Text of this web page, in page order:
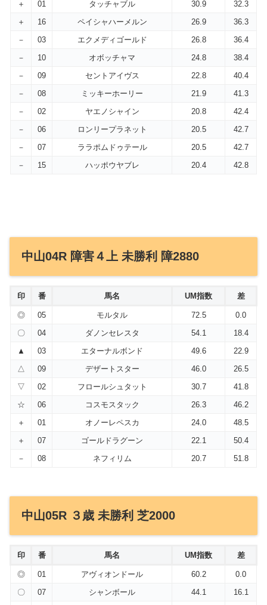
＋ 01 タッチャブル 30.9
32.3
＋
16 ペイシャハーメルン 26.9
36.3
－
03 エクメディゴールド 26.8
36.4
－
10 オボッチャマ 24.8
38.4
－
09 セントアイヴス 22.8
40.4
－
08 ミッキーホーリー 21.9
41.3
－
02 ヤエノシャイン 20.8
42.4
－
06 ロンリープラネット 20.5
42.7
－
07 ララポムドゥテール 20.5
42.7
－
15 ハッポウヤブレ 20.4 42.8
中山04R 障害４上 未勝利 障2880
印 番 馬名 UM指数 差
◎ 05 モルタル 72.5
0.0
〇
04 ダノンセレスタ 54.1
18.4
▲
03 エターナルボンド 49.6
22.9
△
09 デザートスター 46.0
26.5
▽
02 フロールシュタット 30.7
41.8
☆
06 コスモスタック 26.3
46.2
＋
01 オノーレペスカ 24.0
48.5
＋
07 ゴールドラグーン 22.1
50.4
－
08 ネフィリム 20.7 51.8
中山05R ３歳 未勝利 芝2000
印 番 馬名 UM指数 差
◎ 01 アヴィオンドール 60.2
0.0
〇
07 シャンボール 44.1
16.1